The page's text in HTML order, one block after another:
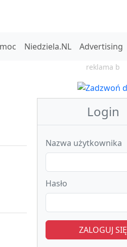
Niedziela.NL Advertising
reklama b
Login
Nazwa użytkownika
Hasło
ZALOGUJ SIĘ